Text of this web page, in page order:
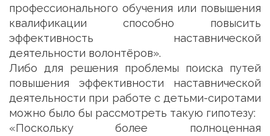
профессионального обучения или повышения
квалификации способно повысить
эффективность наставнической
деятельности волонтёров».
Либо для решения проблемы поиска путей
повышения эффективности наставнической
деятельности при работе с детьми-сиротами
можно было бы рассмотреть такую гипотезу:
«Поскольку более полноценная